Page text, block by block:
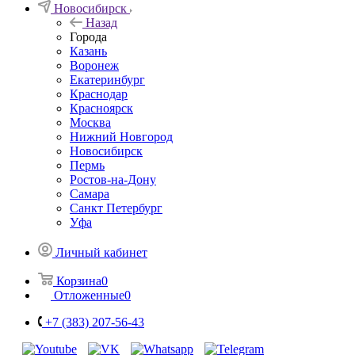
Новосибирск
Назад
Города
Казань
Воронеж
Екатеринбург
Краснодар
Красноярск
Москва
Нижний Новгород
Новосибирск
Пермь
Ростов-на-Дону
Самара
Санкт Петербург
Уфа
Личный кабинет
Корзина0
Отложенные0
+7 (383) 207-56-43